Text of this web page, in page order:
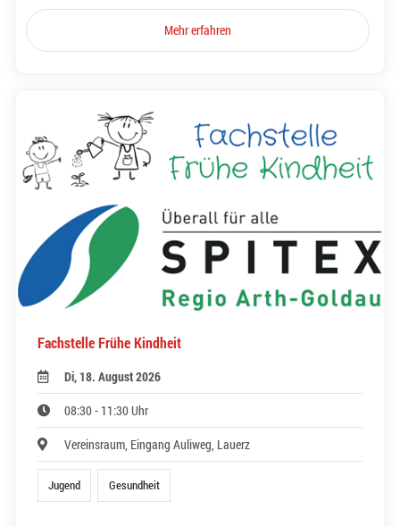
Mehr erfahren
Fachstelle Frühe Kindheit
Di, 18. August 2026
08:30 - 11:30 Uhr
Vereinsraum, Eingang Auliweg, Lauerz
Jugend Gesundheit